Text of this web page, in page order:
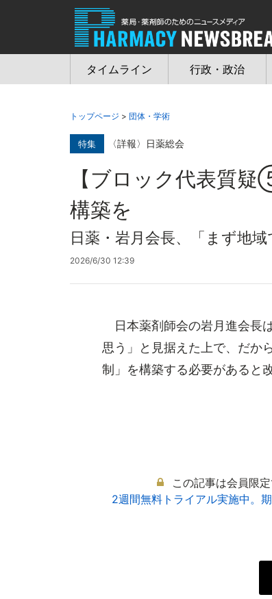
タイムライン 行政・政治
トップページ > 団体・学術
特集 〈詳報〉日薬総会
【ブロック代表質
構築を
日薬・岩月会長、「まず地域
2026/6/30 12:39
日本薬剤師会の岩月進会長
思う」と見据えた上で、だか
制」を構築する必要があると
この記事は会員限
2週間無料トライアル実施中。